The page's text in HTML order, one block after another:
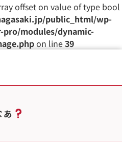
offset on value of type bool
public_html/wp-
modules/dynamic-
on line39